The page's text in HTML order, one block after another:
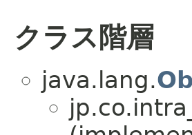
クラス階層
java.lang.